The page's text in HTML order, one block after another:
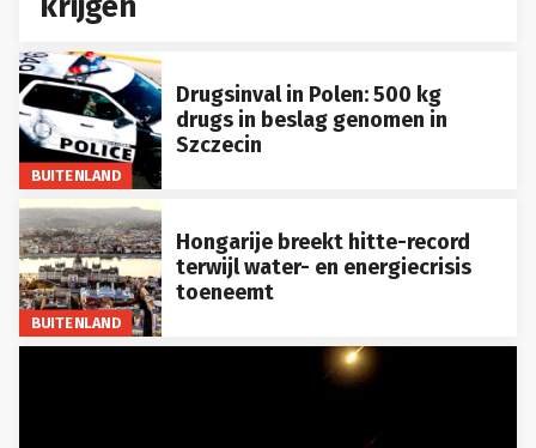
BUITENLAND
Drugsinval in Polen: 500 kg
drugs in beslag genomen in
Szczecin
BUITENLAND
Hongarije breekt hitte-record
terwijl water- en energiecrisis
toeneemt